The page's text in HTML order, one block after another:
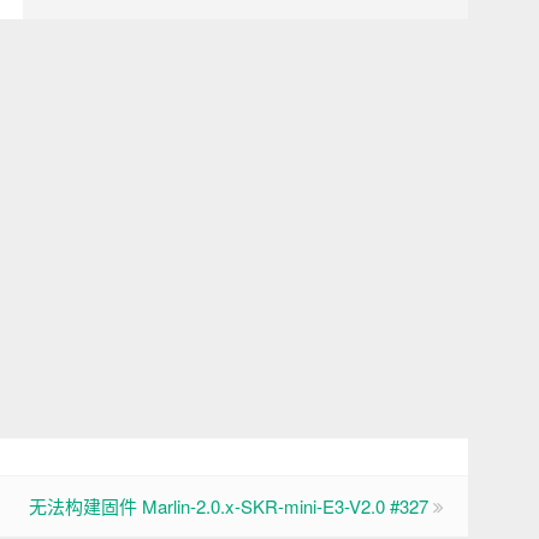
无法构建固件 Marlin-2.0.x-SKR-mini-E3-V2.0 #327